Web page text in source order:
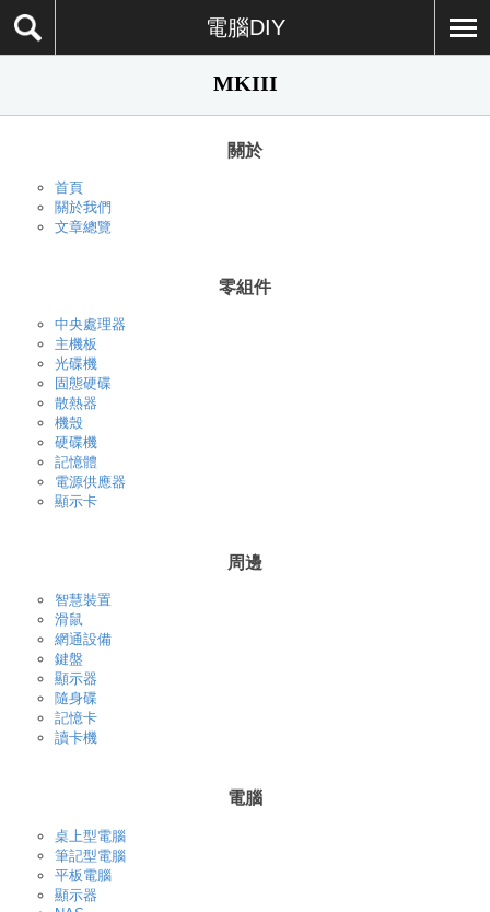
電腦DIY
MKIII
關於
首頁
關於我們
文章總覽
零組件
中央處理器
主機板
光碟機
固態硬碟
散熱器
機殼
硬碟機
記憶體
電源供應器
顯示卡
周邊
智慧裝置
滑鼠
網通設備
鍵盤
顯示器
隨身碟
記憶卡
讀卡機
電腦
桌上型電腦
筆記型電腦
平板電腦
顯示器